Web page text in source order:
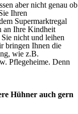
aber nicht genau ob
Ihren
Supermarktregal
an Ihre Kindheit
nicht und leihen
bringen Ihnen die
wie z.B.
Pflegeheime. Denn
Hühner auch gern